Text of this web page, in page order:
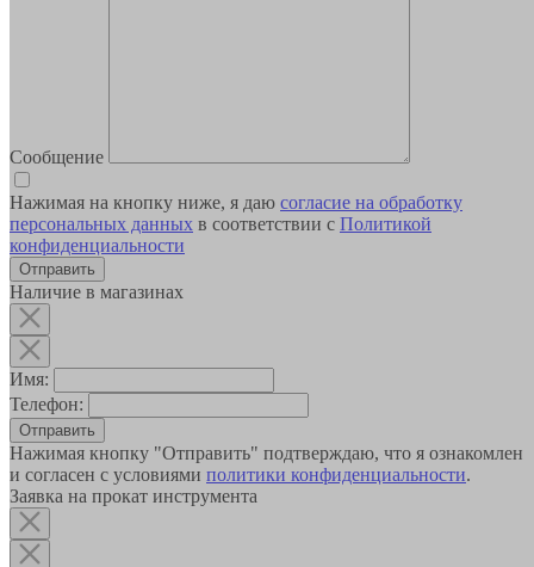
Сообщение
Нажимая на кнопку ниже, я даю согласие на обработку
персональных данных в соответствии с Политикой
конфиденциальности
Наличие в магазинах
Имя:
Телефон:
Отправить
Нажимая кнопку "Отправить" подтверждаю, что я ознакомлен
и согласен с условиями политики конфиденциальности.
Заявка на прокат инструмента